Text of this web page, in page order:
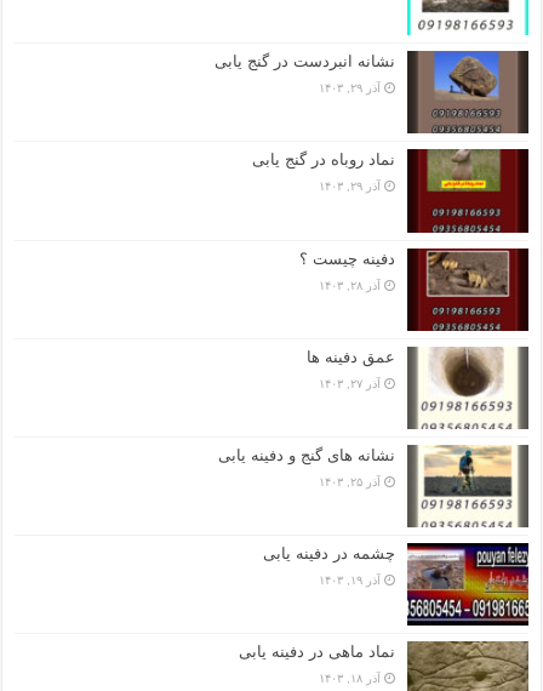
نشانه انبردست در گنج یابی
آذر ۲۹, ۱۴۰۳
نماد روباه در گنج یابی
آذر ۲۹, ۱۴۰۳
دفینه چیست ؟
آذر ۲۸, ۱۴۰۳
عمق دفینه ها
آذر ۲۷, ۱۴۰۳
نشانه های گنج و دفینه یابی
آذر ۲۵, ۱۴۰۳
چشمه در دفینه یابی
آذر ۱۹, ۱۴۰۳
نماد ماهی در دفینه یابی
آذر ۱۸, ۱۴۰۳